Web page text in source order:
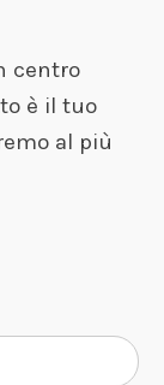
centro
è il tuo
al più